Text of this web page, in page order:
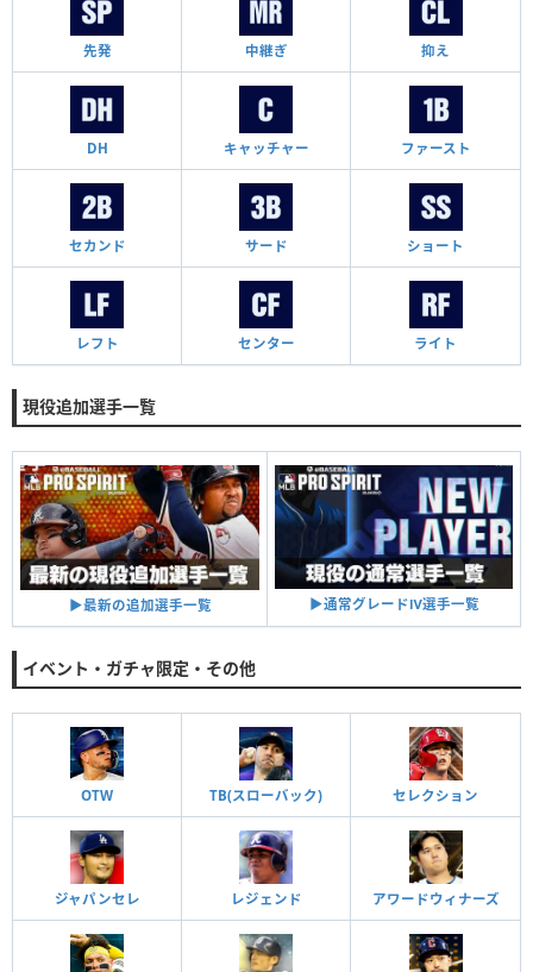
先発 中継ぎ 抑え
DH キャッチャー ファースト
セカンド サード ショート
レフト センター ライト
現役追加選手一覧
▶︎最新の追加選手一覧 ▶︎通常グレードⅣ選手一覧
イベント・ガチャ限定・その他
OTW TB(スローバック) セレクション
ジャパンセレ レジェンド アワードウィナーズ